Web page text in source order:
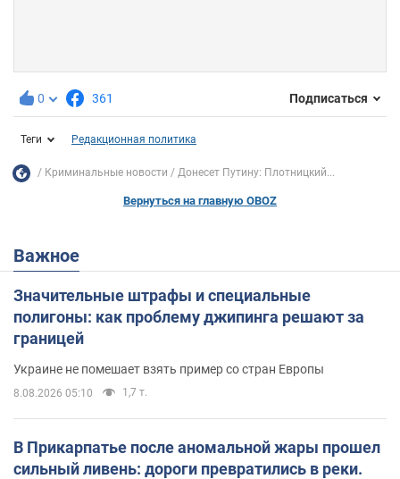
0 361 Подписаться
Теги Редакционная политика
Криминальные новости Донесет Путину: Плотницкий...
Вернуться на главную OBOZ
Важное
Значительные штрафы и специальные
полигоны: как проблему джипинга решают за
границей
Украине не помешает взять пример со стран Европы
8.08.2026 05:10 1,7 т.
В Прикарпатье после аномальной жары прошел
сильный ливень: дороги превратились в реки.